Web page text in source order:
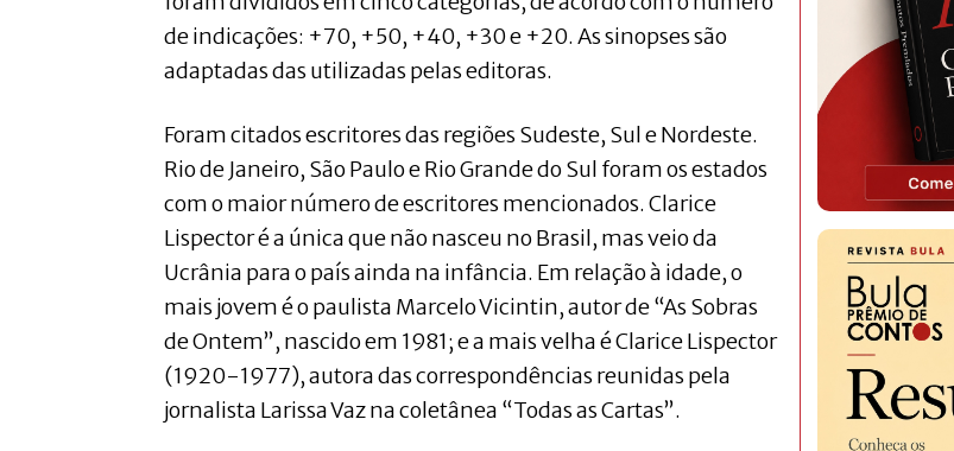
de indicações: +70, +50, +40, +30 e +20. As sinopses são
adaptadas das utilizadas pelas editoras.
Foram citados escritores das regiões Sudeste, Sul e Nordeste.
Rio de Janeiro, São Paulo e Rio Grande do Sul foram os estados
com o maior número de escritores mencionados. Clarice
Lispector é a única que não nasceu no Brasil, mas veio da
Ucrânia para o país ainda na infância. Em relação à idade, o
mais jovem é o paulista Marcelo Vicintin, autor de “As Sobras
de Ontem”, nascido em 1981; e a mais velha é Clarice Lispector
(1920-1977), autora das correspondências reunidas pela
jornalista Larissa Vaz na coletânea “Todas as Cartas”.